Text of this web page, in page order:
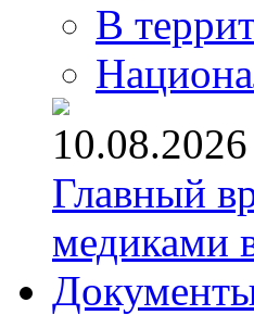
В
10.08.2026
Главный
медиками